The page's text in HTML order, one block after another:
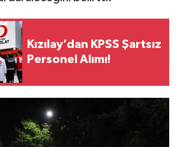
Kızılay’dan KPSS Şartsız
Personel Alımı!